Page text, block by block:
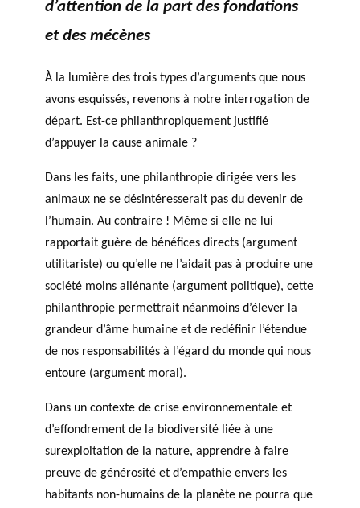
d’attention de la part des fondations
et des mécènes
À la lumière des trois types d’arguments que nous
avons esquissés, revenons à notre interrogation de
départ. Est-ce philanthropiquement justifié
d’appuyer la cause animale ?
Dans les faits, une philanthropie dirigée vers les
animaux ne se désintéresserait pas du devenir de
l’humain. Au contraire ! Même si elle ne lui
rapportait guère de bénéfices directs (argument
utilitariste) ou qu’elle ne l’aidait pas à produire une
société moins aliénante (argument politique), cette
philanthropie permettrait néanmoins d’élever la
grandeur d’âme humaine et de redéfinir l’étendue
de nos responsabilités à l’égard du monde qui nous
entoure (argument moral).
Dans un contexte de crise environnementale et
d’effondrement de la biodiversité liée à une
surexploitation de la nature, apprendre à faire
preuve de générosité et d’empathie envers les
habitants non-humains de la planète ne pourra que